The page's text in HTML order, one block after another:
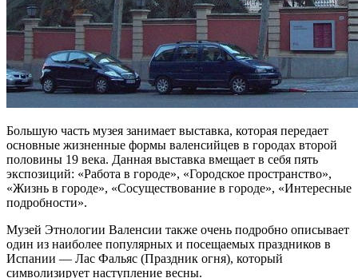
Большую часть музея занимает выставка, которая передает
основные жизненные формы валенсийцев в городах второй
половины 19 века. Данная выставка вмещает в себя пять
экспозиций: «Работа в городе», «Городское пространство»,
«Жизнь в городе», «Сосуществование в городе», «Интересные
подробности».
Музей Этнологии Валенсии также очень подробно описывает
один из наиболее популярных и посещаемых праздников в
Испании — Лас Фальяс (Праздник огня), который
символизирует наступление весны.